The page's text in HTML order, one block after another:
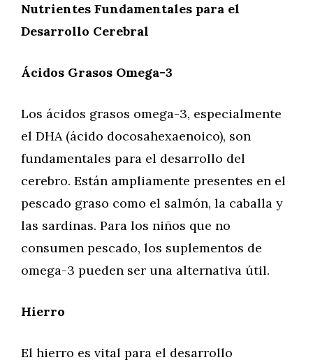
Nutrientes Fundamentales para el
Desarrollo Cerebral
Ácidos Grasos Omega-3
Los ácidos grasos omega-3, especialmente
el DHA (ácido docosahexaenoico), son
fundamentales para el desarrollo del
cerebro. Están ampliamente presentes en el
pescado graso como el salmón, la caballa y
las sardinas. Para los niños que no
consumen pescado, los suplementos de
omega-3 pueden ser una alternativa útil.
Hierro
El hierro es vital para el desarrollo